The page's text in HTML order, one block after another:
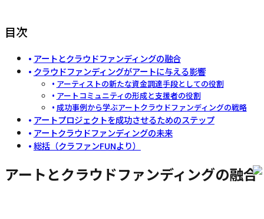
目次
アートとクラウドファンディングの融合
クラウドファンディングがアートに与える影響
アーティストの新たな資金調達手段としての役割
アートコミュニティの形成と支援者の役割
成功事例から学ぶアートクラウドファンディングの戦略
アートプロジェクトを成功させるためのステップ
アートクラウドファンディングの未来
総括（クラファンFUNより）
アートとクラウドファンディングの融合